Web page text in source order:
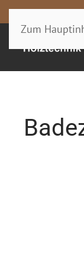
Zum